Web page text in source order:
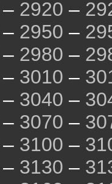
– 2920 –
– 2950 –
– 2980 –
– 3010 –
– 3040 –
– 3070 –
– 3100 –
– 3130 –